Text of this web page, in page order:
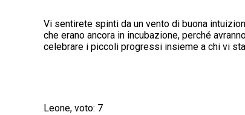
Vi sentirete spinti da un vento di buona
che erano ancora in incubazione, perché
celebrare i piccoli progressi insieme a chi vi
Leone, voto: 7